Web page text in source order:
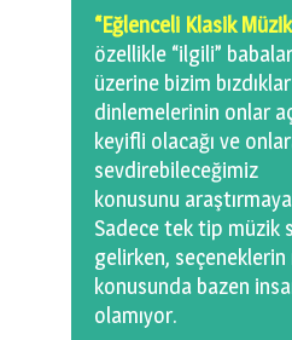
0 km.Bızdıklar
Filmlerimiz
Hadi Bize Yazın
“Eğlenceli Klasik
özellikle “ilgili”
üzerine bizim
dinlemelerinin onlar
keyifli olacağı ve
sevdirebileceğimiz
konusunu
Sadece tek tip müzik
gelirken,
konusunda bazen
olamıyor.